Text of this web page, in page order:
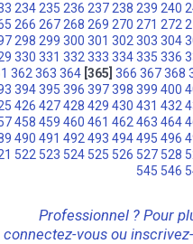
234 235 236 237 238 239 240
266 267 268 269 270 271 272
298 299 300 301 302 303 304
330 331 332 333 334 335 336
362 363 364 [365] 366 367 368
394 395 396 397 398 399 400
426 427 428 429 430 431 432
458 459 460 461 462 463 464
490 491 492 493 494 495 496
522 523 524 525 526 527 528
545 546
Professionnel ? Pour
connectez-vous ou